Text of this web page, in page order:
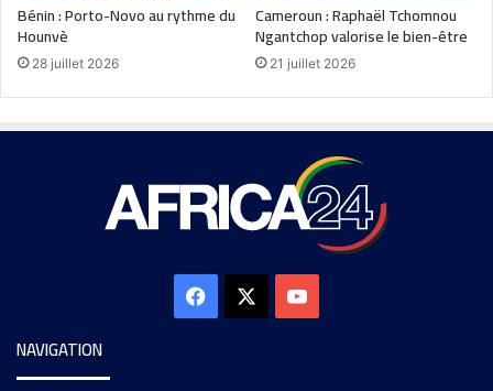
Bénin : Porto-Novo au rythme du
Hounvè
28 juillet 2026
Cameroun : Raphaël Tchomnou
Ngantchop valorise le bien-être
21 juillet 2026
NAVIGATION